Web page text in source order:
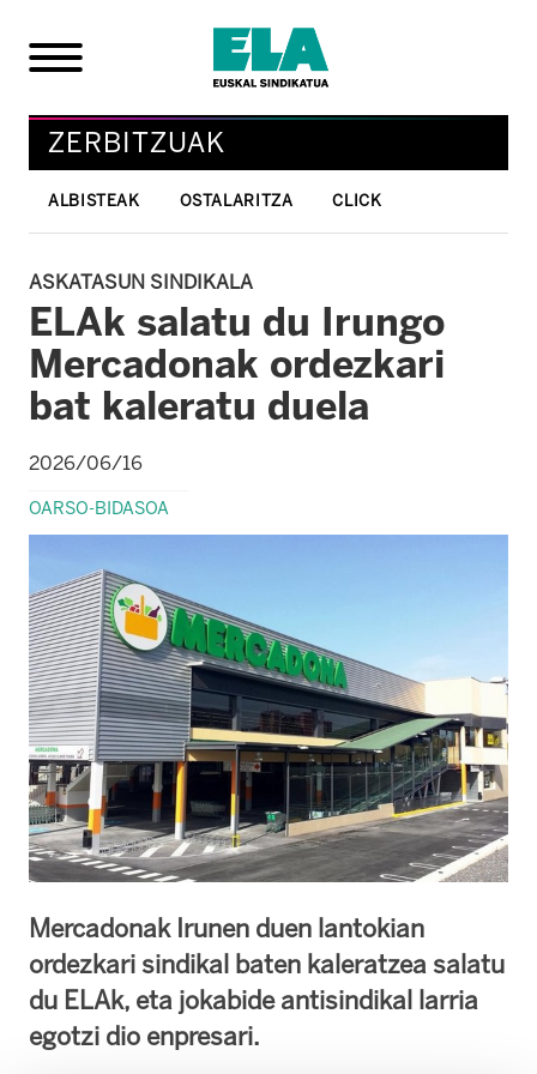
ZERBITZUAK
ALBISTEAK OSTALARITZA CLICK
ASKATASUN SINDIKALA
ELAk salatu du Irungo
Mercadonak ordezkari
bat kaleratu duela
2026/06/16
OARSO-BIDASOA
Mercadonak Irunen duen lantokian
ordezkari sindikal baten kaleratzea salatu
du ELAk, eta jokabide antisindikal larria
egotzi dio enpresari.